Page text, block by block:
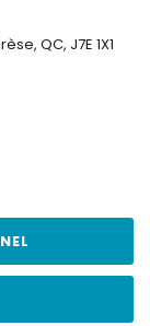
QC, J7E 1X1